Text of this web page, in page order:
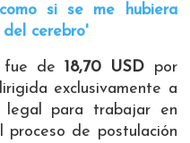
si se me hubiera
del cerebro'
fue de18,70 USD por
exclusivamente a
legal para trabajar en
proceso de postulación